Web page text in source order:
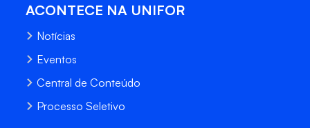
ACONTECE NA UNIFOR
Notícias
Eventos
Central de Conteúdo
Processo Seletivo